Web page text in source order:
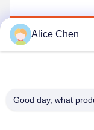
Elastische
Krijg Beste
Alice Chen
Good day, what